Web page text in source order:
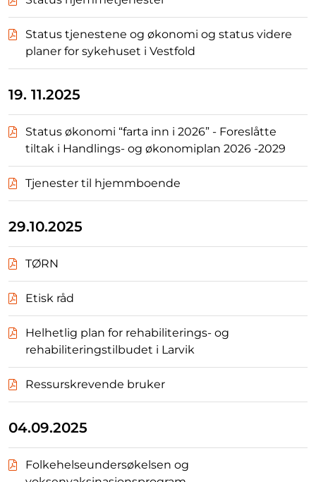
Status tjenestene og økonomi og status videre
planer for sykehuset i Vestfold
19. 11.2025
Status økonomi “farta inn i 2026” - Foreslåtte
tiltak i Handlings- og økonomiplan 2026 -2029
Tjenester til hjemmboende
29.10.2025
TØRN
Etisk råd
Helhetlig plan for rehabiliterings- og
rehabiliteringstilbudet i Larvik
Ressurskrevende bruker
04.09.2025
Folkehelseundersøkelsen og